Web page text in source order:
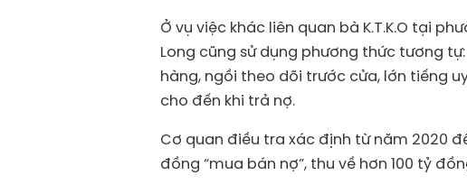
Ở vụ việc khác liên quan bà K.T.K.O tại
Long cũng sử dụng phương thức tương
hàng, ngồi theo dõi trước cửa, lớn tiếng
cho đến khi trả nợ.
Cơ quan điều tra xác định từ năm 2020
đồng “mua bán nợ”, thu về hơn 100 tỷ